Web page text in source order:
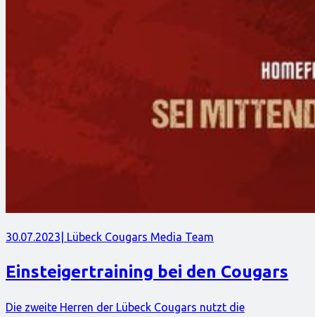
30.07.2023 | Lübeck Cougars Media Team
Einsteigertraining bei den Cougars
Die zweite Herren der Lübeck Cougars nutzt die